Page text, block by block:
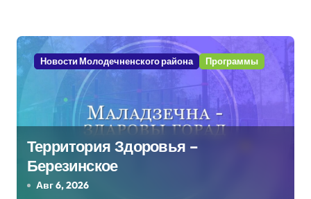
а
п
с
я
м
Новости Молодечненского района Программы
Территория Здоровья –
Березинское
Авг 6, 2026